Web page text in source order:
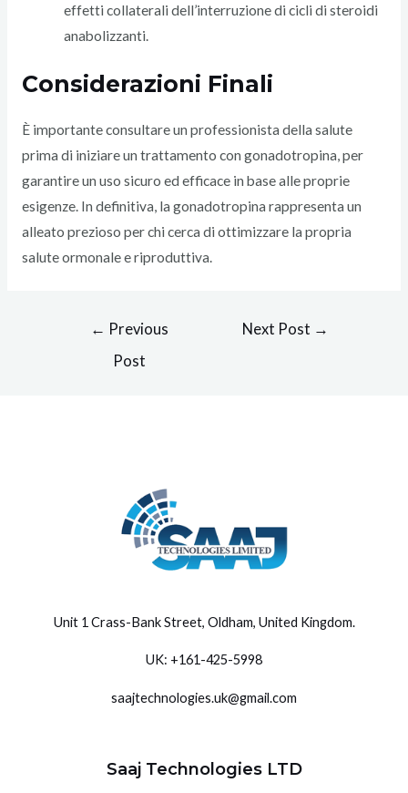
effetti collaterali dell’interruzione di cicli di steroidi
anabolizzanti.
Considerazioni Finali
È importante consultare un professionista della salute
prima di iniziare un trattamento con gonadotropina, per
garantire un uso sicuro ed efficace in base alle proprie
esigenze. In definitiva, la gonadotropina rappresenta un
alleato prezioso per chi cerca di ottimizzare la propria
salute ormonale e riproduttiva.
← Previous
Post
Next Post →
Unit 1 Crass-Bank Street, Oldham, United Kingdom.
UK: +161-425-5998
saajtechnologies.uk@gmail.com
Saaj Technologies LTD